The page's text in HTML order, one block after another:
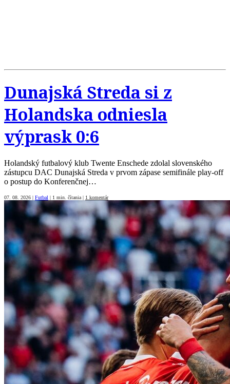
Dunajská Streda si z
Holandska odniesla
výprask 0:6
Holandský futbalový klub Twente Enschede zdolal slovenského
zástupcu DAC Dunajská Streda v prvom zápase semifinále play-off
o postup do Konferenčnej…
07. 08. 2026 | Futbal | 1 min. čítania | 1 komentár